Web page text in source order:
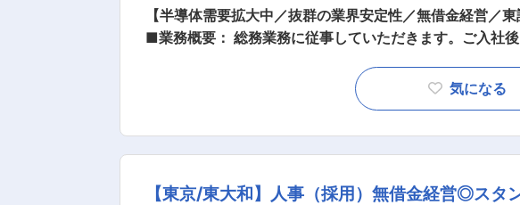
【半導体需要拡大中／抜群の業界安定性／無借金経営
■業務概要： 総務業務に従事していただきます。ご入社
細： 総務業務全般 ・株主総会関連業務（3月〜6月） ・
理、車両管理、稟議書管理、作業服管理、HP管理、設
ります。 ■同社について： 半導体検査装置の開発・製
気になる
【東京/東大和】人事（採用）無借金経営◎ス